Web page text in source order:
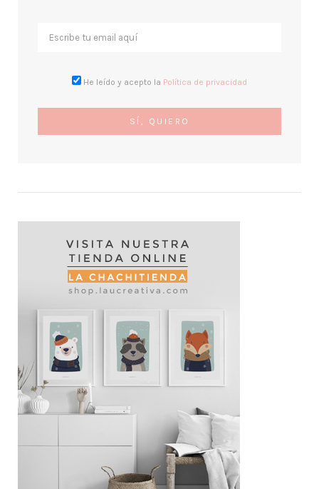
He leído y acepto la Política de privacidad